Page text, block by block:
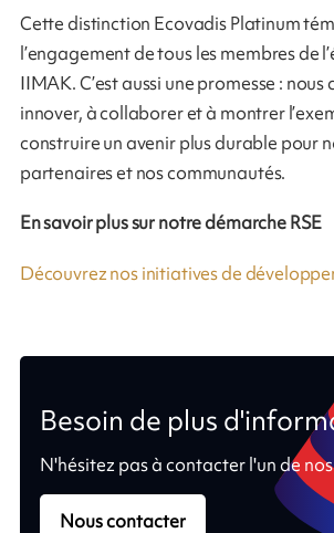
Cette distinction Ecovadis Platinum
l’engagement de tous les membres de
IIMAK. C’est aussi une promesse :
innover, à collaborer et à montrer
construire un avenir plus durable pour
partenaires et nos communautés.
En savoir plus sur notre démarche RSE
Découvrez nos initiatives de
Besoin de plus
N'hésitez pas à contacter l'un de
Nous contacter